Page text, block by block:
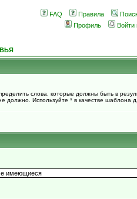
FAQ Правила
Профиль
Войти
слова, которые должны быть в
должно. Используйте * в качестве шаблона